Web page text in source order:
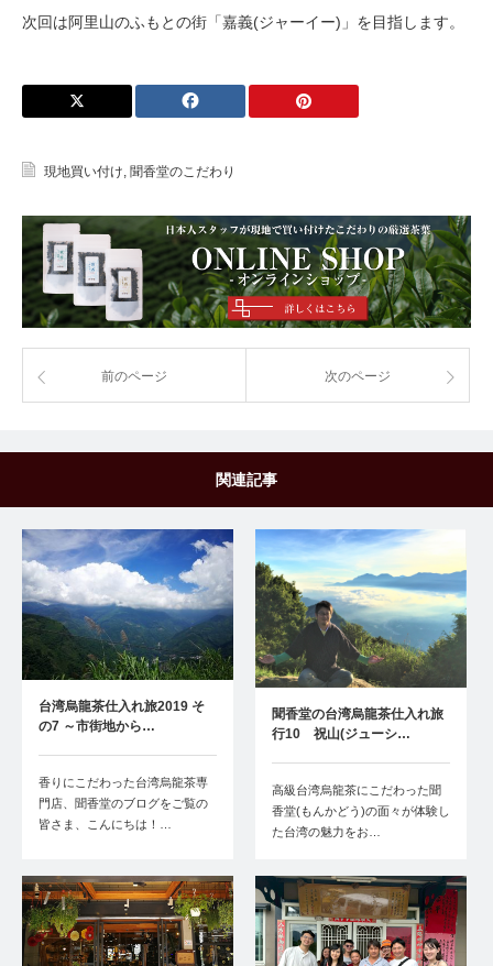
次回は阿里山のふもとの街「嘉義(ジャーイー)」を目指します。
現地買い付け, 聞香堂のこだわり
前のページ 次のページ
関連記事
台湾烏龍茶仕入れ旅2019 そ
の7 ～市街地から…
香りにこだわった台湾烏龍茶専
門店、聞香堂のブログをご覧の
皆さま、こんにちは！…
聞香堂の台湾烏龍茶仕入れ旅
行10 祝山(ジューシ…
高級台湾烏龍茶にこだわった聞
香堂(もんかどう)の面々が体験し
た台湾の魅力をお…